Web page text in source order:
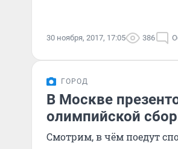
30 ноября, 2017, 17:05 386
ГОРОД
В Москве
олимпийской
Смотрим, в чём поедут